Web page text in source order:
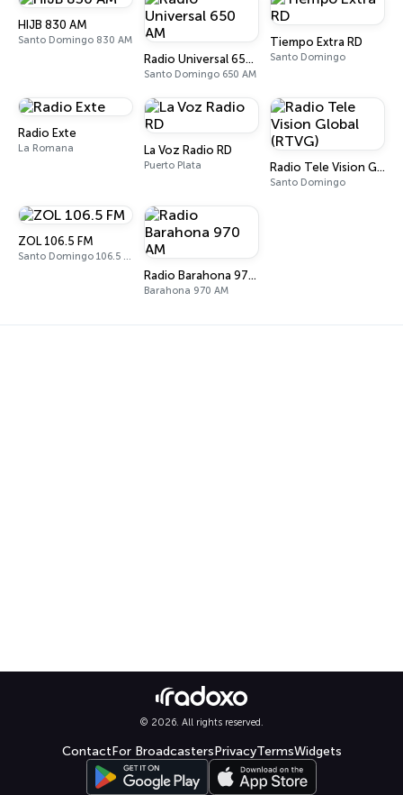
HIJB 830 AM
Santo Domingo 830 AM
Radio Universal 650 AM
Santo Domingo 650 AM
Tiempo Extra RD
Santo Domingo
Radio Exte
La Romana La Voz Radio RD
Puerto Plata Radio Tele Vision Global (RTVG)
Santo Domingo
ZOL 106.5 FM
Santo Domingo 106.5 FM
Radio Barahona 970 AM
Barahona 970 AM
© 2026. All rights reserved.
ContactFor BroadcastersPrivacyTermsWidgets